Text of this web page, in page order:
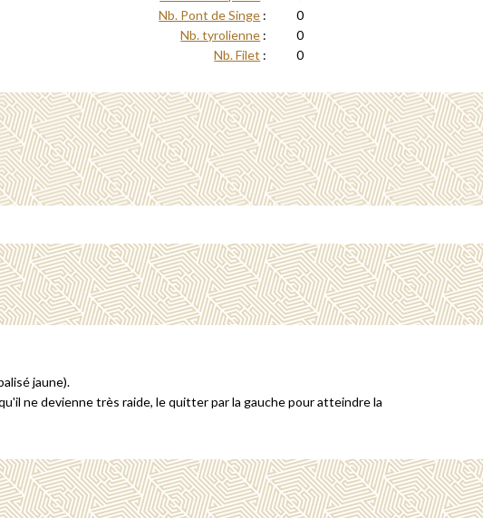
Nb. Pont de Singe :
0
Nb. tyrolienne :
0
Nb. Filet : 0
jaune).
ne devienne très raide, le quitter par la gauche pour atteindre la